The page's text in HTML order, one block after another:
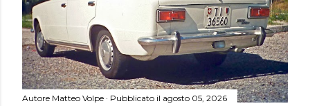
Autore Matteo Volpe Pubblicato il agosto 05, 2026